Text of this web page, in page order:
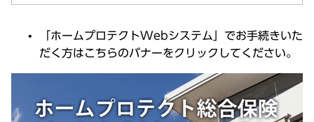
「ホームプロテクトWebシステム」でお手続きいた
だく方はこちらのバナーをクリックしてください。